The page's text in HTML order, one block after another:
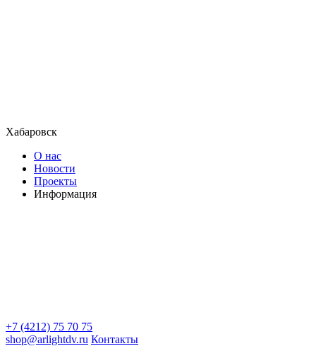
Хабаровск
О нас
Новости
Проекты
Информация
+7 (4212) 75 70 75
shop@arlightdv.ru Контакты